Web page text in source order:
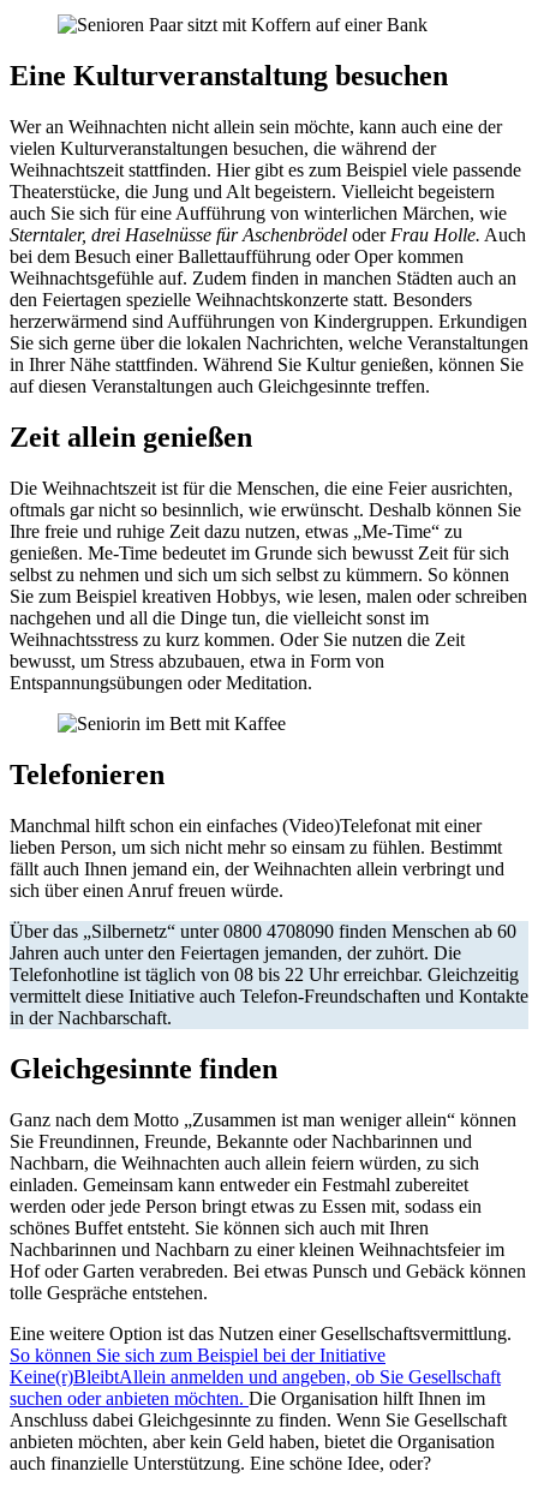
Eine Kulturveranstaltung besuchen
Wer an Weihnachten nicht allein sein möchte, kann auch eine der
vielen Kulturveranstaltungen besuchen, die während der
Weihnachtszeit stattfinden. Hier gibt es zum Beispiel viele passende
Theaterstücke, die Jung und Alt begeistern. Vielleicht begeistern
auch Sie sich für eine Aufführung von winterlichen Märchen, wie
Sterntaler, drei Haselnüsse für Aschenbrödel oderFrau Holle. Auch
bei dem Besuch einer Ballettaufführung oder Oper kommen
Weihnachtsgefühle auf. Zudem finden in manchen Städten auch an
den Feiertagen spezielle Weihnachtskonzerte statt. Besonders
herzerwärmend sind Aufführungen von Kindergruppen. Erkundigen
Sie sich gerne über die lokalen Nachrichten, welche Veranstaltungen
in Ihrer Nähe stattfinden. Während Sie Kultur genießen, können Sie
auf diesen Veranstaltungen auch Gleichgesinnte treffen.
Zeit allein genießen
Die Weihnachtszeit ist für die Menschen, die eine Feier ausrichten,
oftmals gar nicht so besinnlich, wie erwünscht. Deshalb können Sie
Ihre freie und ruhige Zeit dazu nutzen, etwas „Me-Time“ zu
genießen. Me-Time bedeutet im Grunde sich bewusst Zeit für sich
selbst zu nehmen und sich um sich selbst zu kümmern. So können
Sie zum Beispiel kreativen Hobbys, wie lesen, malen oder schreiben
nachgehen und all die Dinge tun, die vielleicht sonst im
Weihnachtsstress zu kurz kommen. Oder Sie nutzen die Zeit
bewusst, um Stress abzubauen, etwa in Form von
Entspannungsübungen oder Meditation.
Telefonieren
Manchmal hilft schon ein einfaches (Video)Telefonat mit einer
lieben Person, um sich nicht mehr so einsam zu fühlen. Bestimmt
fällt auch Ihnen jemand ein, der Weihnachten allein verbringt und
sich über einen Anruf freuen würde.
Über das „Silbernetz“ unter 0800 4708090 finden Menschen ab 60
Jahren auch unter den Feiertagen jemanden, der zuhört. Die
Telefonhotline ist täglich von 08 bis 22 Uhr erreichbar. Gleichzeitig
vermittelt diese Initiative auch Telefon-Freundschaften und Kontakte
in der Nachbarschaft.
Gleichgesinnte finden
Ganz nach dem Motto „Zusammen ist man weniger allein“ können
Sie Freundinnen, Freunde, Bekannte oder Nachbarinnen und
Nachbarn, die Weihnachten auch allein feiern würden, zu sich
einladen. Gemeinsam kann entweder ein Festmahl zubereitet
werden oder jede Person bringt etwas zu Essen mit, sodass ein
schönes Buffet entsteht. Sie können sich auch mit Ihren
Nachbarinnen und Nachbarn zu einer kleinen Weihnachtsfeier im
Hof oder Garten verabreden. Bei etwas Punsch und Gebäck können
tolle Gespräche entstehen.
Eine weitere Option ist das Nutzen einer Gesellschaftsvermittlung.
So können Sie sich zum Beispiel bei der Initiative
Keine(r)BleibtAllein anmelden und angeben, ob Sie Gesellschaft
suchen oder anbieten möchten. Die Organisation hilft Ihnen im
Anschluss dabei Gleichgesinnte zu finden. Wenn Sie Gesellschaft
anbieten möchten, aber kein Geld haben, bietet die Organisation
auch finanzielle Unterstützung. Eine schöne Idee, oder?